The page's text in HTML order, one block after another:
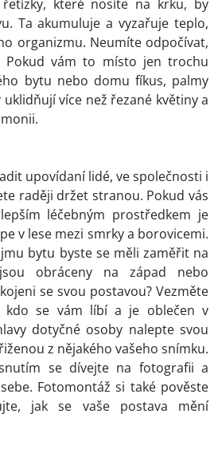
které nosíte na krku, by
Ta akumuluje a vyzařuje teplo,
organizmu. Neumíte odpočívat,
Pokud vám to místo jen trochu
bytu nebo domu fíkus, palmy
více než řezané květiny a
upovídaní lidé, ve společnosti i
raději držet stranou. Pokud vás
léčebným prostředkem je
v lese mezi smrky a borovicemi.
bytu byste se měli zaměřit na
obráceny na západ nebo
se svou postavou? Vezměte
kdo se vám líbí a je oblečen v
dotyčné osoby nalepte svou
z nějakého vašeho snímku.
se dívejte na fotografii a
Fotomontáž si také pověste
jak se vaše postava mění